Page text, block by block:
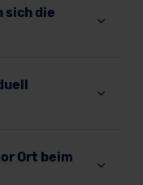
sich die
Ort beim